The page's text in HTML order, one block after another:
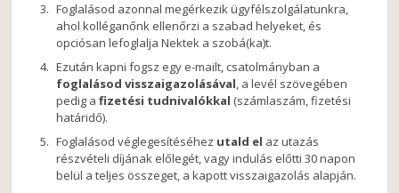
Foglalásod azonnal megérkezik ügyfélszolgálatunkra,
ahol kolléganőnk ellenőrzi a szabad helyeket, és
opciósan lefoglalja Nektek a szobá(ka)t.
Ezután kapni fogsz egy e-mailt, csatolmányban a
foglalásod visszaigazolásával, a levél szövegében
pedig afizetési tudnivalókkal (számlaszám, fizetési
határidő).
Foglalásod véglegesítéséhez utald el az utazás
részvételi díjának előlegét, vagy indulás előtti 30 napon
belül a teljes összeget, a kapott visszaigazolás alapján.